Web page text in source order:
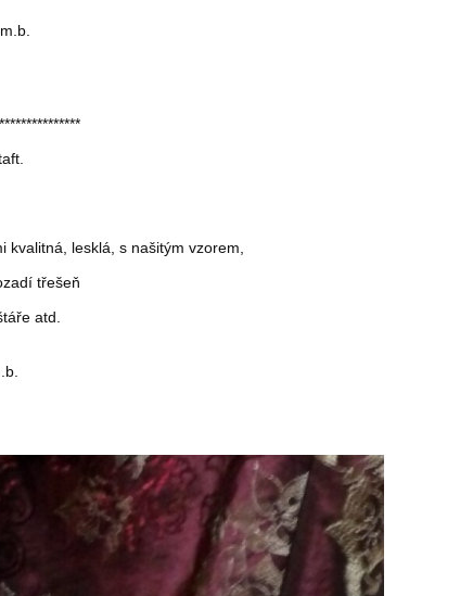
kvalitná, lesklá, s našitým vzorem,
třešeň
atd.